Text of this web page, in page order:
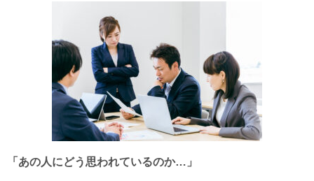
「あの人にどう思われているのか…」